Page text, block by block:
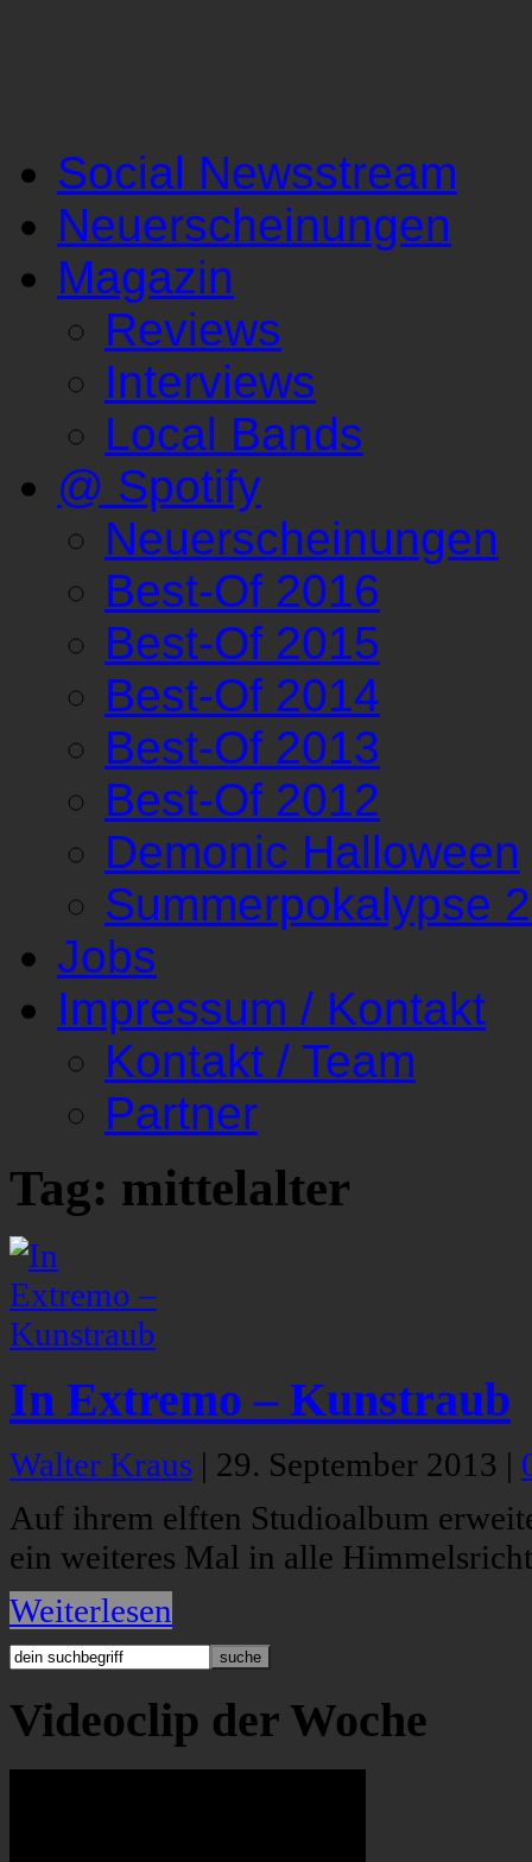
Social Newsstream
Neuerscheinungen
Magazin
Reviews
Interviews
Local Bands
@ Spotify
Neuerscheinungen
Best-Of 2016
Best-Of 2015
Best-Of 2014
Best-Of 2013
Best-Of 2012
Demonic Halloween
Summerpokalypse
Jobs
Impressum / Kontakt
Kontakt / Team
Partner
Tag: mittelalter
In Extremo – Kunstraub
Walter Kraus | 29. September 2013 |
Auf ihrem elften Studioalbum
ein weiteres Mal in alle
Weiterlesen
Videoclip der Woche